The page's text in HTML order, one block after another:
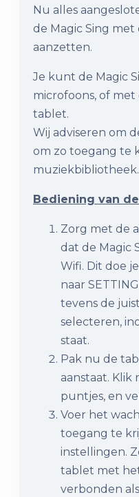
Nu alles
de Magic Sing met
aanzetten.
Je kunt de Magic
microfoons, of
tablet.
Wij adviseren om
om zo toegang te
muziekbibliotheek.
Bediening van
Zorg met de
dat de Magic
Wifi. Dit doe
naar
tevens de
selecteren,
staat.
Pak nu de
aanstaat. Klik
puntjes, en
Voer het
toegang te
instellingen.
tablet met
verbonden